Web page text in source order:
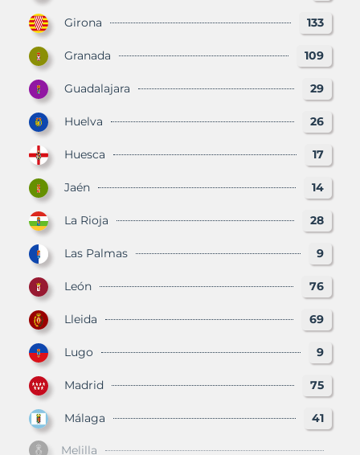
Girona 133
Granada 109
Guadalajara 29
Huelva 26
Huesca 17
Jaén 14
La Rioja 28
Las Palmas 9
León 76
Lleida 69
Lugo 9
Madrid 75
Málaga 41
Melilla